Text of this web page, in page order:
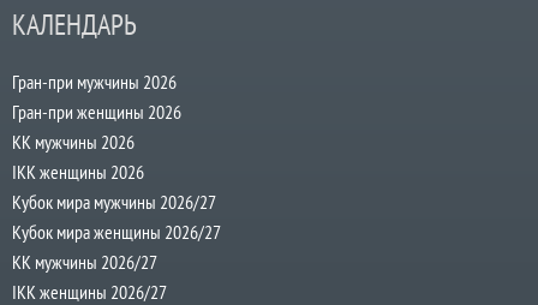
КАЛЕНДАРЬ
Гран-при мужчины 2026
Гран-при женщины 2026
КК мужчины 2026
IKK женщины 2026
Кубок мира мужчины 2026/27
Кубок мира женщины 2026/27
КК мужчины 2026/27
IKK женщины 2026/27